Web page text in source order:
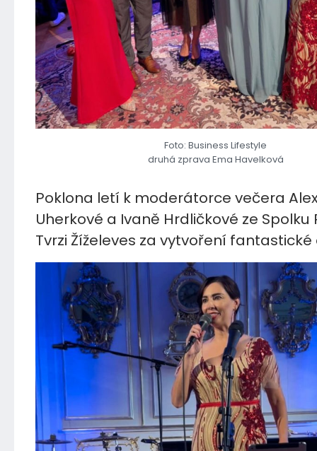
Foto: Business Lifestyle
druhá zprava Ema Havelková
Poklona letí k moderátorce večera
Uherkové a Ivaně Hrdličkové ze
Tvrzi Žíželeves za vytvoření